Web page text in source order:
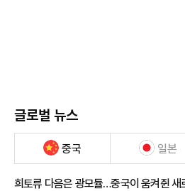
글로벌 뉴스
중국 일본
희토류 다음은 광모듈…중국이 움켜쥔 새